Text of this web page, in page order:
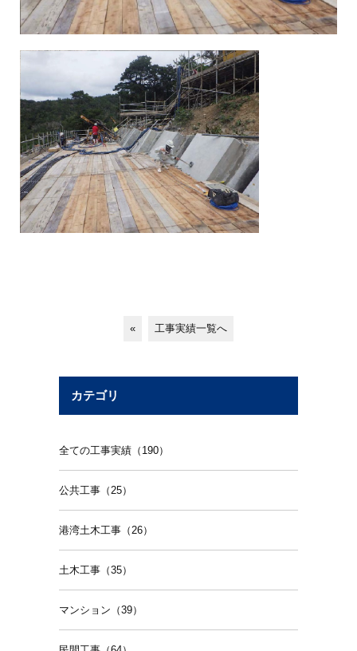
« 工事実績一覧へ
カテゴリ
全ての工事実績（190）
公共工事（25）
港湾土木工事（26）
土木工事（35）
マンション（39）